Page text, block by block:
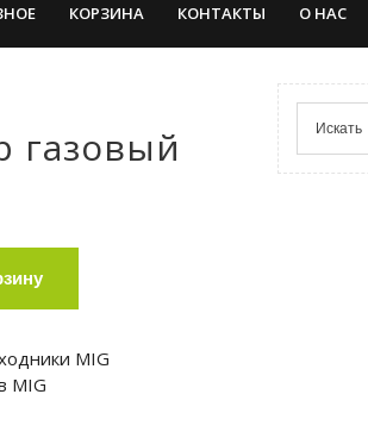
КОРЗИНА КОНТАКТЫ О НАС
газовый
Диффузор газовый
MIG
MIG